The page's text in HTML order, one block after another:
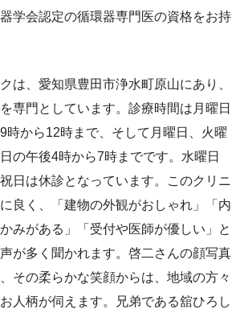
学会認定の循環器専門医の資格をお持
は、愛知県豊田市浄水町原山にあり、
専門としています。診療時間は月曜日
時から12時まで、そして月曜日、火曜
の午後4時から7時までです。水曜日
日は休診となっています。このクリニ
良く、「建物の外観がおしゃれ」「内
みがある」「受付や医師が優しい」と
が多く聞かれます。啓二さんの顔写真
その柔らかな笑顔からは、地域の方々
人柄が伺えます。兄弟である舘ひろし